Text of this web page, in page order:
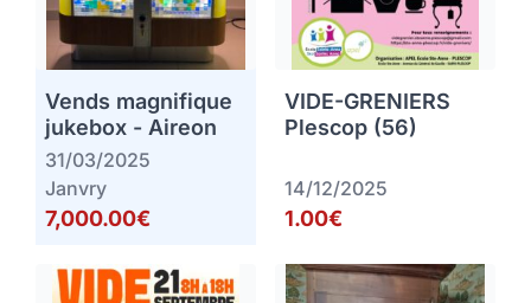
Vends magnifique
jukebox - Aireon
31/03/2025
Janvry
7,000.00€
VIDE-GRENIERS
Plescop (56)
14/12/2025
1.00€